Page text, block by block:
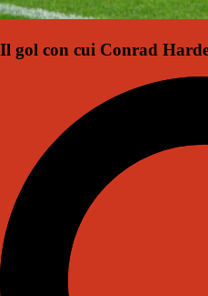
Il gol con cui Conrad